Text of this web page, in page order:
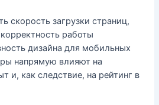
скорость загрузки страниц,
работы
дизайна для мобильных
напрямую влияют на
и, как следствие, на рейтинг в